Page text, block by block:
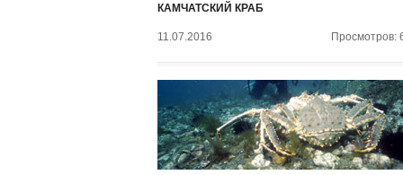
КАМЧАТСКИЙ КРАБ
11.07.2016 Просмотров: